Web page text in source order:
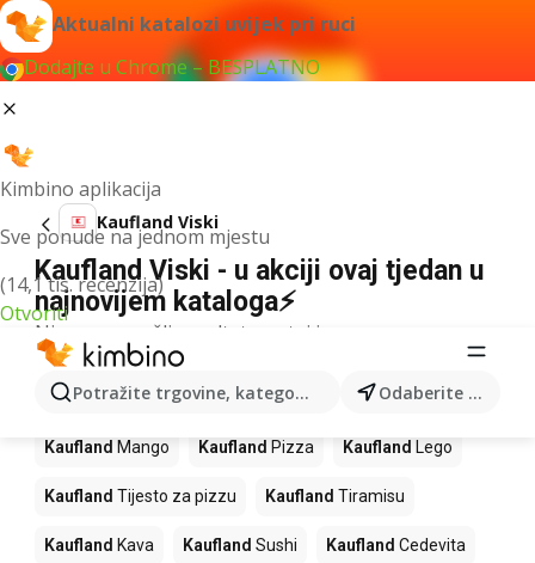
Aktualni katalozi uvijek pri ruci
Dodajte u Chrome – BESPLATNO
Kimbino aplikacija
Sve ponude na jednom mjestu
(14,1 tis. recenzija)
Otvoriti
Potražite trgovine, kategorije, proizvode... Odaberite grad
Kaufland Viski
Kaufland Viski - u akciji ovaj tjedan u
najnovijem kataloga⚡
Nismo pronašli rezultate za taj izraz.
Slijedeći proizvodi u trgovinama
Kaufland
Kaufland Mango Kaufland Pizza Kaufland Lego
Kaufland Tijesto za pizzu Kaufland Tiramisu
Kaufland Kava Kaufland Sushi Kaufland Cedevita